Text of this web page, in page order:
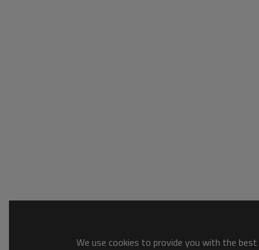
We use cookies to provide you with the